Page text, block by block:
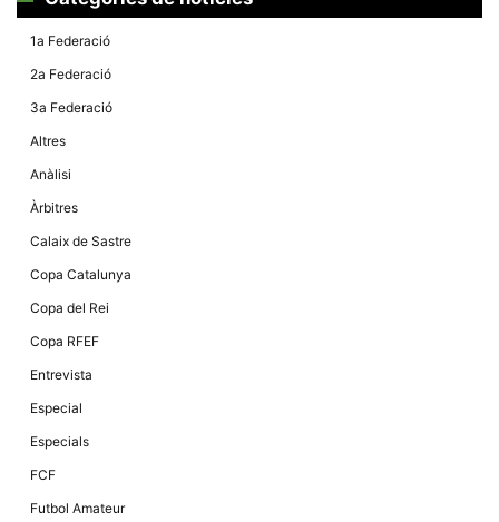
1a Federació
2a Federació
3a Federació
Altres
Anàlisi
Àrbitres
Calaix de Sastre
Copa Catalunya
Copa del Rei
Copa RFEF
Entrevista
Especial
Especials
FCF
Futbol Amateur